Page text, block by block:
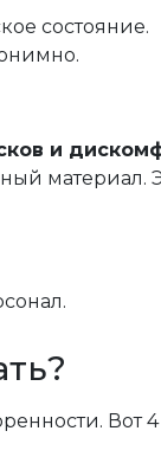
состояние.
и
материал.
Вот